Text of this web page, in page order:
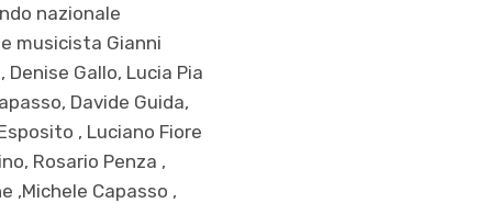
nazionale
musicista Gianni
Gallo, Lucia Pia
Davide Guida,
, Luciano Fiore
Rosario Penza ,
,Michele Capasso ,